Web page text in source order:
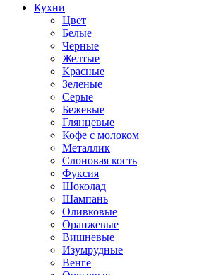
Кухни
Цвет
Белые
Черные
Желтые
Красные
Зеленые
Серые
Бежевые
Глянцевые
Кофе с молоком
Металлик
Слоновая кость
Фуксия
Шоколад
Шампань
Оливковые
Оранжевые
Вишневые
Изумрудные
Венге